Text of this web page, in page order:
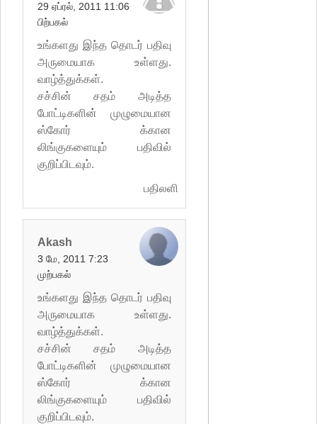
29 ஏப்ரல், 2011 11:06
பிற்பகல்
உங்களது இந்த தொடர் பதிவு
அருமையாக உள்ளது.
வாழ்த்துக்கள்.
சச்சின் சதம் அடித்த
போட்டிகளின் முழுமையான
ஸ்கோர் க்கான
லிங்குகளையும் பதிவில்
குறிப்பிடவும்.
பதிலளி
Akash
3 மே, 2011 7:23
முற்பகல்
உங்களது இந்த தொடர் பதிவு
அருமையாக உள்ளது.
வாழ்த்துக்கள்.
சச்சின் சதம் அடித்த
போட்டிகளின் முழுமையான
ஸ்கோர் க்கான
லிங்குகளையும் பதிவில்
குறிப்பிடவும்.